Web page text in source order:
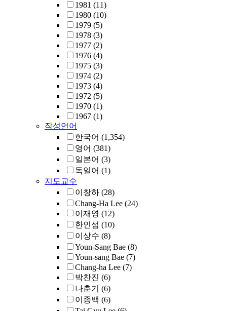
1981 (11)
1980 (10)
1979 (5)
1978 (3)
1977 (2)
1976 (4)
1975 (3)
1974 (2)
1973 (4)
1972 (5)
1970 (1)
1967 (1)
작성언어
한국어 (1,354)
영어 (381)
일본어 (3)
독일어 (1)
지도교수
이창하 (28)
Chang-Ha Lee (24)
이재영 (12)
한인섭 (10)
이상수 (8)
Youn-Sang Bae (8)
Youn-sang Bae (7)
Chang-ha Lee (7)
박찬진 (6)
나춘기
(6)
이종백 (6)